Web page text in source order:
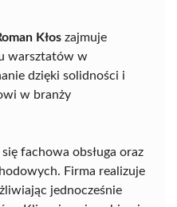
Kłos zajmuje
warsztatów w
dzięki solidności i
w branży
fachowa obsługa oraz
Firma realizuje
jednocześnie